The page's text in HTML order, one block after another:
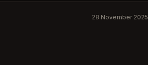
28 November 2025